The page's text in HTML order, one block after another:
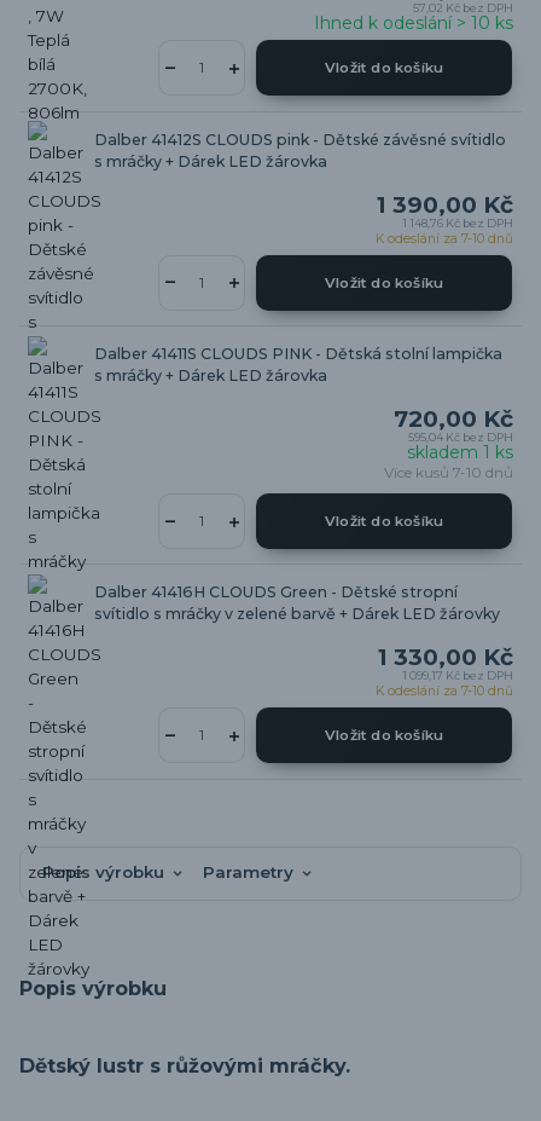
57,02 Kč bez DPH
Ihned k odeslání > 10 ks
Vložit do košíku
Dalber 41412S CLOUDS pink - Dětské závěsné svítidlo
s mráčky + Dárek LED žárovka
1 390,00 Kč
1 148,76 Kč bez DPH
K odeslání za 7-10 dnů
Vložit do košíku
Dalber 41411S CLOUDS PINK - Dětská stolní lampička
s mráčky + Dárek LED žárovka
720,00 Kč
595,04 Kč bez DPH
skladem 1 ks
Více kusů 7-10 dnů
Vložit do košíku
Dalber 41416H CLOUDS Green - Dětské stropní
svítidlo s mráčky v zelené barvě + Dárek LED žárovky
1 330,00 Kč
1 099,17 Kč bez DPH
K odeslání za 7-10 dnů
Vložit do košíku
Popis výrobku Parametry
Popis výrobku
Dětský lustr s růžovými mráčky.